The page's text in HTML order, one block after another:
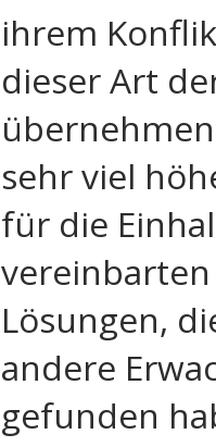
ihrem
dieser Art
sehr viel
für die
vereinbarten
Lösungen,
andere
gefunden